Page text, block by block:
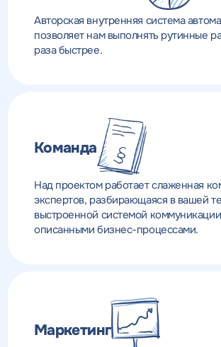
Авторская внутренняя система
позволяет нам выполнять рутинные
раза быстрее.
Команда
Над проектом работает слаженная
экспертов, разбирающаяся в вашей
выстроенной системой
описанными бизнес-процессами.
Маркетинг